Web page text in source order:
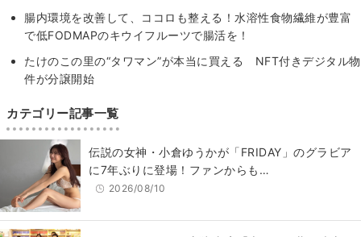
腸内環境を改善して、ココロも整える！水溶性食物繊維が豊富
で低FODMAPのキウイフルーツで腸活を！
たけのこの里の“タワマン”が本当に買える NFT付きデジタル物
件が分譲開始
カテゴリー記事一覧
伝説の女神・小倉ゆうかが「FRIDAY」のグラビア
に7年ぶりに登場！ファンからも…
2026/08/10